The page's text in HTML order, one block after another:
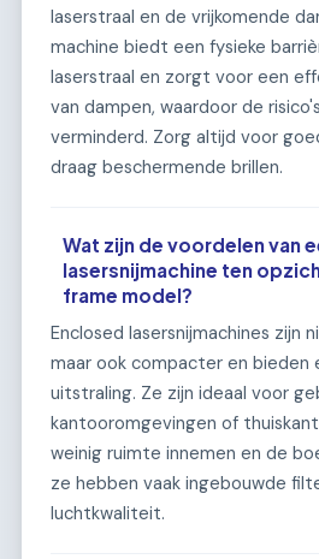
laserstraal en de vrijkomende
machine biedt een fysieke
laserstraal en zorgt voor een
van dampen, waardoor de
verminderd. Zorg altijd voor
draag beschermende brillen.
Wat zijn de voordelen van
lasersnijmachine ten
frame model?
Enclosed lasersnijmachines zijn
maar ook compacter en bieden
uitstraling. Ze zijn ideaal voor
kantooromgevingen of
weinig ruimte innemen en de
ze hebben vaak ingebouwde
luchtkwaliteit.